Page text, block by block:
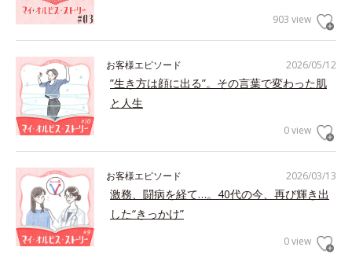
903 view
2026/05/12
お客様エピソード
”生き方は顔に出る”。その言葉で変わった肌
と人生
0 view
2026/03/13
お客様エピソード
激務、闘病を経て…。40代の今、再び輝き出
した“きっかけ”
0 view